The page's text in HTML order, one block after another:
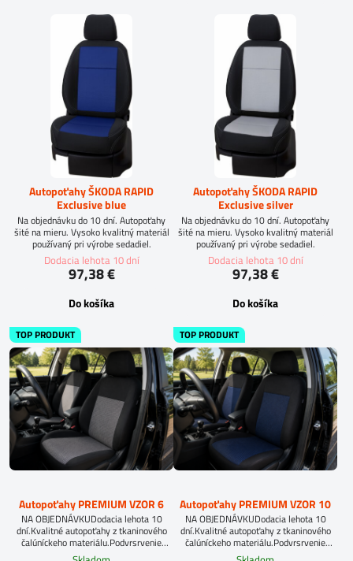
Autopoťahy ŠKODA RAPID
Exclusive blue
Na objednávku do 10 dní. Autopoťahy
šité na mieru. Vysoko kvalitný materiál
používaný pri výrobe sedadiel.
Dodacia lehota 10 dní
97,38 €
Do košíka
Autopoťahy ŠKODA RAPID
Exclusive silver
Na objednávku do 10 dní. Autopoťahy
šité na mieru. Vysoko kvalitný materiál
používaný pri výrobe sedadiel.
Dodacia lehota 10 dní
97,38 €
Do košíka
TOP PRODUKT
Autopoťahy PREMIUM VZOR 6
NA OBJEDNÁVKUDodacia lehota 10
dní.Kvalitné autopoťahy z tkaninového
čalúníckeho materiálu.Podvrsrvenie
molitan 5 mm.Pri objednávke
TOP PRODUKT
Autopoťahy PREMIUM VZOR 10
NA OBJEDNÁVKUDodacia lehota 10
dní.Kvalitné autopoťahy z tkaninového
čalúníckeho materiálu.Podvrsrvenie
molitan 5 mm.